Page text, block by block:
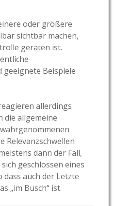
oder größere
sichtbar machen,
geraten ist.
geeignete Beispiele
allerdings
die allgemeine
Relevanzschwellen
dann der Fall,
geschlossen eines
dass auch der Letzte
„im Busch“ ist.